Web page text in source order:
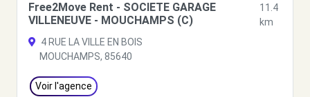
Free2Move Rent - SOCIETE GARAGE
VILLENEUVE - MOUCHAMPS (C)
11.4
km
4 RUE LA VILLE EN BOIS
MOUCHAMPS, 85640
Voir l'agence